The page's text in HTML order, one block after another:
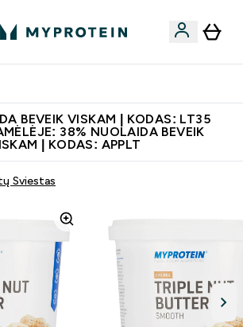
BEVEIK VISKAM | KODAS: LT35
38% NUOLAIDA BEVEIK
| KODAS: APPLT
Sviestas